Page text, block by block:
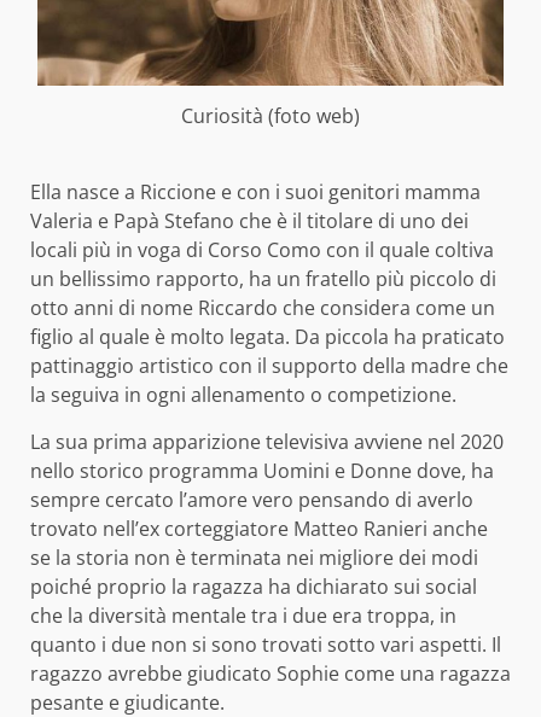
Curiosità (foto web)
Ella nasce a Riccione e con i suoi genitori mamma
Valeria e Papà Stefano che è il titolare di uno dei
locali più in voga di Corso Como con il quale coltiva
un bellissimo rapporto, ha un fratello più piccolo di
otto anni di nome Riccardo che considera come un
figlio al quale è molto legata. Da piccola ha praticato
pattinaggio artistico con il supporto della madre che
la seguiva in ogni allenamento o competizione.
La sua prima apparizione televisiva avviene nel 2020
nello storico programma Uomini e Donne dove, ha
sempre cercato l’amore vero pensando di averlo
trovato nell’ex corteggiatore Matteo Ranieri anche
se la storia non è terminata nei migliore dei modi
poiché proprio la ragazza ha dichiarato sui social
che la diversità mentale tra i due era troppa, in
quanto i due non si sono trovati sotto vari aspetti. Il
ragazzo avrebbe giudicato Sophie come una ragazza
pesante e giudicante.